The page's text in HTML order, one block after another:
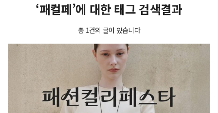
‘패컬페’에 대한 태그 검색결과
총 1건의 글이 있습니다